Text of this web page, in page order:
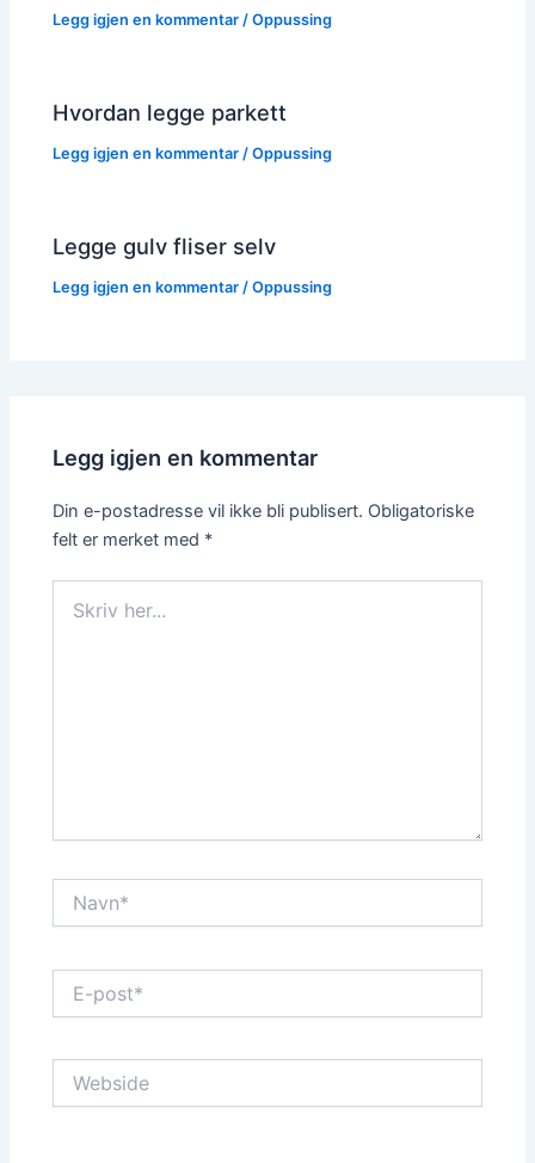
Legg igjen en kommentar /Oppussing
Hvordan legge parkett
Legg igjen en kommentar /Oppussing
Legge gulv fliser selv
Legg igjen en kommentar /Oppussing
Legg igjen en kommentar
Din e-postadresse vil ikke bli publisert. Obligatoriske
felt er merket med *
her...
post*